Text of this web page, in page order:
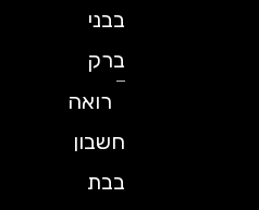
רואה
חשבון